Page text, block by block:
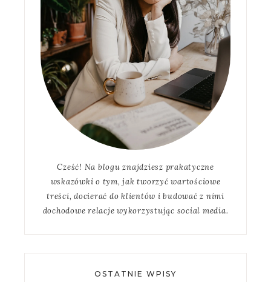
Cześć! Na blogu znajdziesz prakatyczne
wskazówki o tym, jak tworzyć wartościowe
treści, docierać do klientów i budować z nimi
dochodowe relacje wykorzystując social media.
OSTATNIE WPISY